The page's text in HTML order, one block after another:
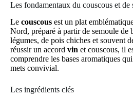
Les fondamentaux du couscous et de
Le couscous est un plat
Nord, préparé à partir de semoule de
légumes, de pois chiches et souvent
réussir un accord vin et couscous, il
comprendre les bases aromatiques
mets convivial.
Les ingrédients clés